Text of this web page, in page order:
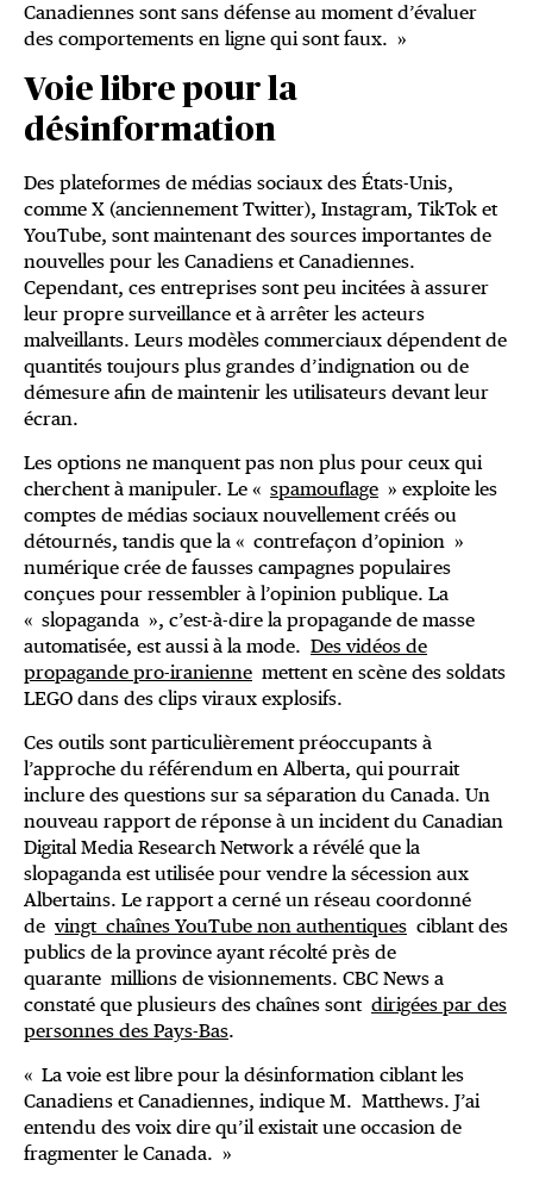
Canadiennes sont sans défense au moment d’évaluer
des comportements en ligne qui sont faux. »
Voie libre pour la
désinformation
Des plateformes de médias sociaux des États-Unis,
comme X (anciennement Twitter), Instagram, TikTok et
YouTube, sont maintenant des sources importantes de
nouvelles pour les Canadiens et Canadiennes.
Cependant, ces entreprises sont peu incitées à assurer
leur propre surveillance et à arrêter les acteurs
malveillants. Leurs modèles commerciaux dépendent de
quantités toujours plus grandes d’indignation ou de
démesure afin de maintenir les utilisateurs devant leur
écran.
Les options ne manquent pas non plus pour ceux qui
cherchent à manipuler. Le « spamouflage » exploite les
comptes de médias sociaux nouvellement créés ou
détournés, tandis que la « contrefaçon d’opinion »
numérique crée de fausses campagnes populaires
conçues pour ressembler à l’opinion publique. La
« slopaganda », c’est-à-dire la propagande de masse
automatisée, est aussi à la mode. Des vidéos de
propagande pro-iranienne mettent en scène des soldats
LEGO dans des clips viraux explosifs.
Ces outils sont particulièrement préoccupants à
l’approche du référendum en Alberta, qui pourrait
inclure des questions sur sa séparation du Canada. Un
nouveau rapport de réponse à un incident du Canadian
Digital Media Research Network a révélé que la
slopaganda est utilisée pour vendre la sécession aux
Albertains. Le rapport a cerné un réseau coordonné
de vingt chaînes YouTube non authentiques ciblant des
publics de la province ayant récolté près de
quarante millions de visionnements. CBC News a
constaté que plusieurs des chaînes sont dirigées par des
personnes des Pays-Bas.
« La voie est libre pour la désinformation ciblant les
Canadiens et Canadiennes, indique M. Matthews. J’ai
entendu des voix dire qu’il existait une occasion de
fragmenter le Canada. »